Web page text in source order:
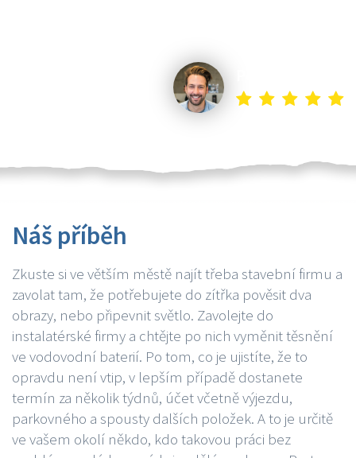
Náš příběh
Zkuste si ve větším městě najít třeba stavební firmu a
zavolat tam, že potřebujete do zítřka pověsit dva
obrazy, nebo připevnit světlo. Zavolejte do
instalatérské firmy a chtějte po nich vyměnit těsnění
ve vodovodní baterií. Po tom, co je ujistíte, že to
opravdu není vtip, v lepším případě dostanete
termín za několik týdnů, účet včetně výjezdu,
parkovného a spousty dalších položek. A to je určitě
ve vašem okolí někdo, kdo takovou práci bez